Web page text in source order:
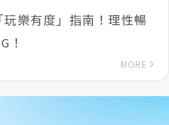
樂有度」指南！理性暢
！
MORE